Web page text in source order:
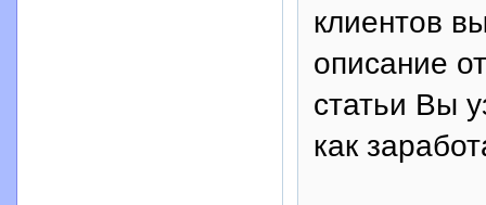
клиентов
описание
статьи Вы
как